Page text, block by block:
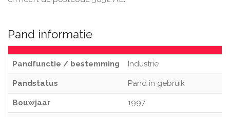
Pand informatie
Pandfunctie / bestemming Industrie
Pandstatus Pand in gebruik
Bouwjaar 1997